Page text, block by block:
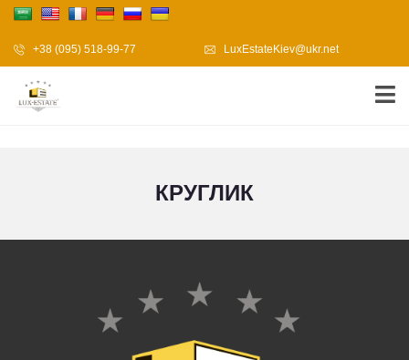
+38 (095) 518-99-77 LuxEstateKiev@ukr.net
КРУГЛИК